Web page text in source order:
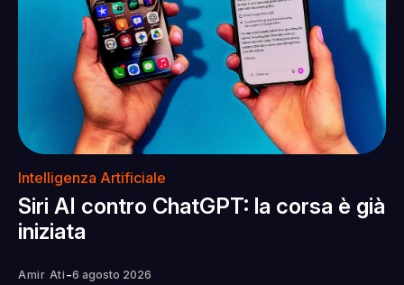
Intelligenza Artificiale
Siri AI contro ChatGPT: la corsa è già
iniziata
Amir Ati -6 agosto 2026